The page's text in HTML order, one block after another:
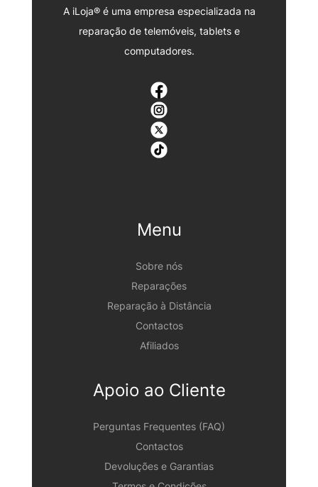
A iLoja® é uma empresa especializada na
reparação de telemóveis, tablets e
computadores.
Menu
Sobre nós
Reparações
Reparação à Distância
Contactos
Afiliados
Apoio ao Cliente
Perguntas Frequentes (FAQ)
Contactos
Devoluções e Garantias